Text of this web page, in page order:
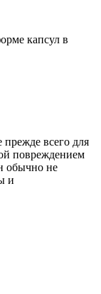
капсул в
всего для
повреждением
обычно не
и